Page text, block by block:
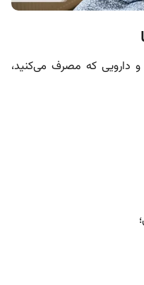
دارویی که مصرف می‌کنید،